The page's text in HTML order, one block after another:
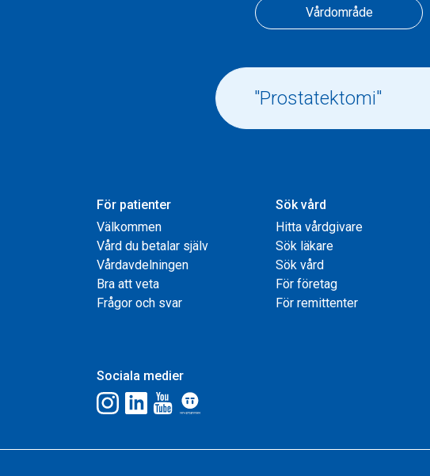
Vårdområde
För patienter
Välkommen
Vård du betalar själv
Vårdavdelningen
Bra att veta
Frågor och svar
Sök vård
Hitta vårdgivare
Sök läkare
Sök vård
För företag
För remittenter
Sociala medier